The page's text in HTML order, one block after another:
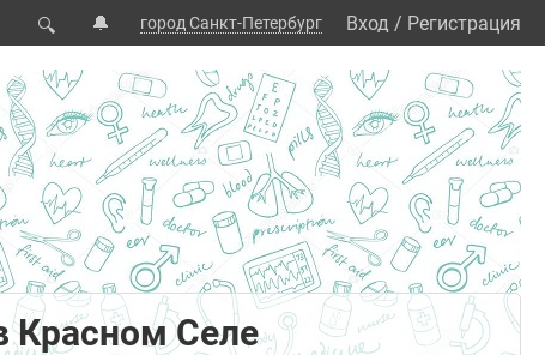
🔍 🔔 город Санкт-Петербург Вход / Регистрация
Красном Селе